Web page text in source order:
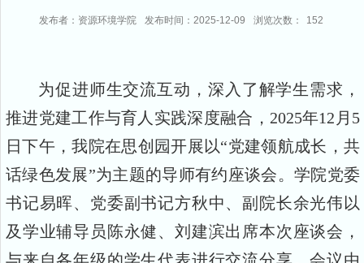
发布者：资源环境学院 发布时间：2025-12-09 浏览次数： 152
为促进师生交流互动，深入了解学生需求，
推进党建工作与育人实践深度融合，2025年12月5
日下午，我院在思创园开展以“党建领航成长，共
话绿色发展”为主题的导师有约座谈会。学院党委
书记易晖、党委副书记方秋中、副院长余光伟以
及学业辅导员陈永健、刘建滨出席本次座谈会，